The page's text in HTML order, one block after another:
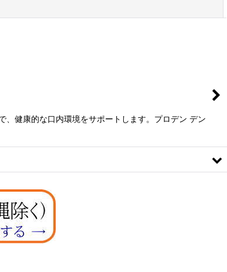
健康的な口内環境をサポートします。プロデン デン